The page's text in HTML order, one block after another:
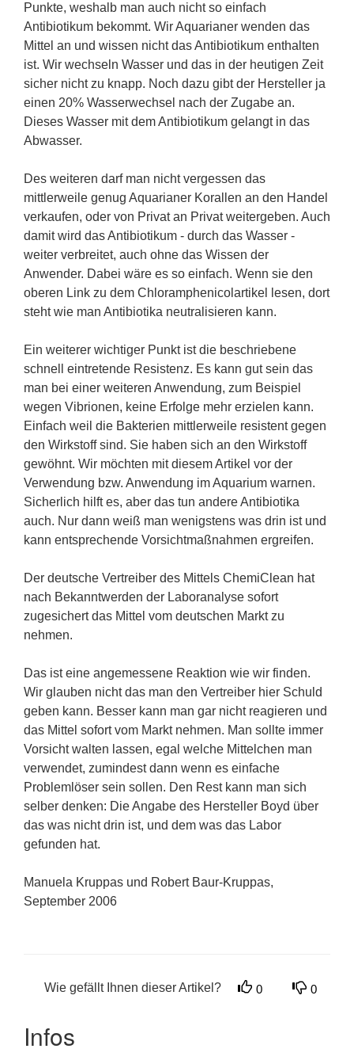
Punkte, weshalb man auch nicht so einfach
Antibiotikum bekommt. Wir Aquarianer wenden das
Mittel an und wissen nicht das Antibiotikum enthalten
ist. Wir wechseln Wasser und das in der heutigen Zeit
sicher nicht zu knapp. Noch dazu gibt der Hersteller ja
einen 20% Wasserwechsel nach der Zugabe an.
Dieses Wasser mit dem Antibiotikum gelangt in das
Abwasser.
Des weiteren darf man nicht vergessen das
mittlerweile genug Aquarianer Korallen an den Handel
verkaufen, oder von Privat an Privat weitergeben. Auch
damit wird das Antibiotikum - durch das Wasser -
weiter verbreitet, auch ohne das Wissen der
Anwender. Dabei wäre es so einfach. Wenn sie den
oberen Link zu dem Chloramphenicolartikel lesen, dort
steht wie man Antibiotika neutralisieren kann.
Ein weiterer wichtiger Punkt ist die beschriebene
schnell eintretende Resistenz. Es kann gut sein das
man bei einer weiteren Anwendung, zum Beispiel
wegen Vibrionen, keine Erfolge mehr erzielen kann.
Einfach weil die Bakterien mittlerweile resistent gegen
den Wirkstoff sind. Sie haben sich an den Wirkstoff
gewöhnt. Wir möchten mit diesem Artikel vor der
Verwendung bzw. Anwendung im Aquarium warnen.
Sicherlich hilft es, aber das tun andere Antibiotika
auch. Nur dann weiß man wenigstens was drin ist und
kann entsprechende Vorsichtmaßnahmen ergreifen.
Der deutsche Vertreiber des Mittels ChemiClean hat
nach Bekanntwerden der Laboranalyse sofort
zugesichert das Mittel vom deutschen Markt zu
nehmen.
Das ist eine angemessene Reaktion wie wir finden.
Wir glauben nicht das man den Vertreiber hier Schuld
geben kann. Besser kann man gar nicht reagieren und
das Mittel sofort vom Markt nehmen. Man sollte immer
Vorsicht walten lassen, egal welche Mittelchen man
verwendet, zumindest dann wenn es einfache
Problemlöser sein sollen. Den Rest kann man sich
selber denken: Die Angabe des Hersteller Boyd über
das was nicht drin ist, und dem was das Labor
gefunden hat.
Manuela Kruppas und Robert Baur-Kruppas,
September 2006
Wie gefällt Ihnen dieser Artikel? 0 0
Infos